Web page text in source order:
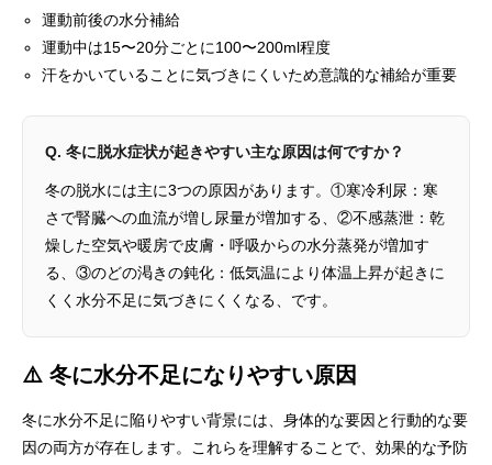
運動前後の水分補給
運動中は15〜20分ごとに100〜200ml程度
汗をかいていることに気づきにくいため意識的な補給が重要
Q. 冬に脱水症状が起きやすい主な原因は何ですか？
冬の脱水には主に3つの原因があります。①寒冷利尿：寒
さで腎臓への血流が増し尿量が増加する、②不感蒸泄：乾
燥した空気や暖房で皮膚・呼吸からの水分蒸発が増加す
る、③のどの渇きの鈍化：低気温により体温上昇が起きに
くく水分不足に気づきにくくなる、です。
⚠️ 冬に水分不足になりやすい原因
冬に水分不足に陥りやすい背景には、身体的な要因と行動的な要
因の両方が存在します。これらを理解することで、効果的な予防